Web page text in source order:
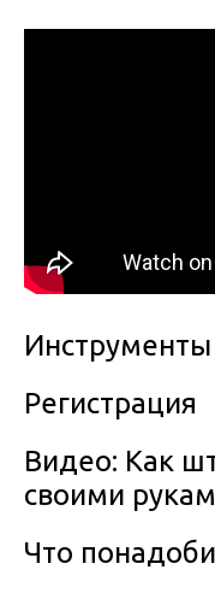
Регистрация
Видео: Как
своими
Что